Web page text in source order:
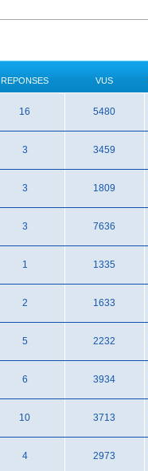
REPONSES VUS
16 5480
3 3459
3 1809
3 7636
1 1335
2 1633
5 2232
6 3934
10 3713
4 2973